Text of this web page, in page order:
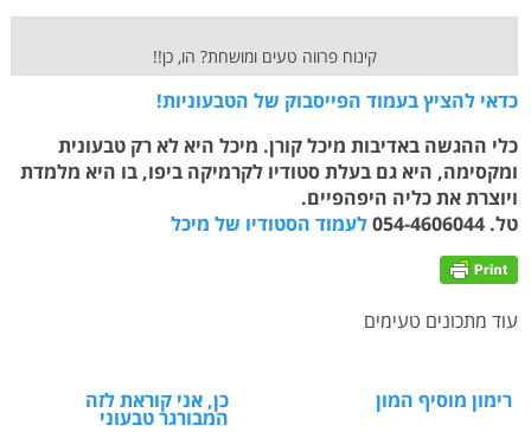
קינוח פרווה טעים ומושחת? הו, כן!!
כדאי להציץ בעמוד הפייסבוק של הטבעוניות!
כלי ההגשה באדיבות מיכל קורן. מיכל היא לא רק טבעונית
ומקסימה, היא גם בעלת סטודיו לקרמיקה ביפו, בו היא מלמדת
ויוצרת את כליה היפהפיים.
טל. 054-4606044
לעמוד הסטודיו של מיכל
עוד מתכונים טעימים
רימון מוסיף המון כן, אני קוראת לזה
המבורגר טבעוני